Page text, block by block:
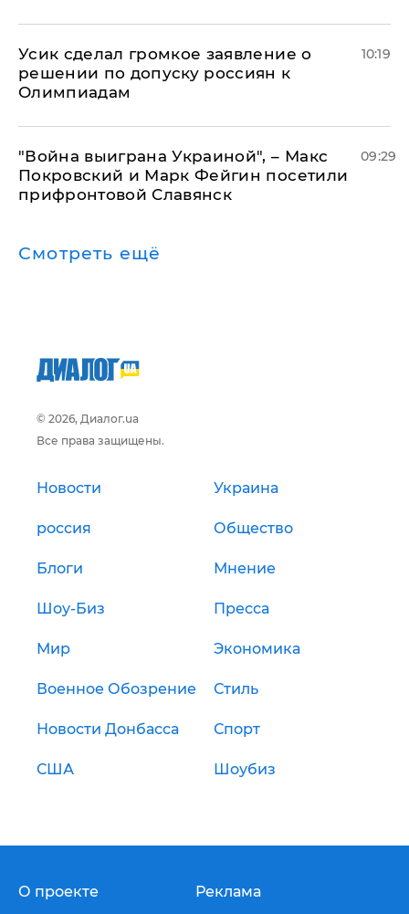
Усик сделал громкое заявление о
решении по допуску россиян к
Олимпиадам
10:19
"Война выиграна Украиной", – Макс
Покровский и Марк Фейгин посетили
прифронтовой Славянск
09:29
Смотреть ещё
© 2026, Диалог.ua
Все права защищены.
Новости Украина
россия Общество
Блоги Мнение
Шоу-Биз Пресса
Мир Экономика
Военное Обозрение Стиль
Новости Донбасса Спорт
США Шоубиз
О проекте Реклама